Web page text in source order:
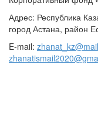
Адрес: Республика
город Астана, район
E-mail: